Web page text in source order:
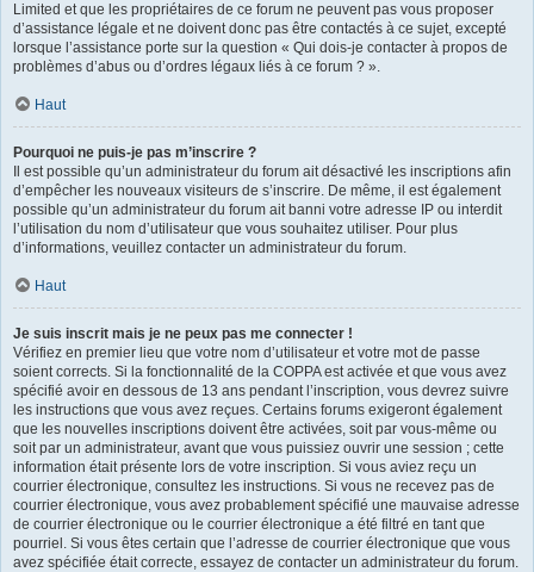
Limited et que les propriétaires de ce forum ne peuvent pas vous proposer
d’assistance légale et ne doivent donc pas être contactés à ce sujet, excepté
lorsque l’assistance porte sur la question « Qui dois-je contacter à propos de
problèmes d’abus ou d’ordres légaux liés à ce forum ? ».
Haut
Pourquoi ne puis-je pas m’inscrire ?
Il est possible qu’un administrateur du forum ait désactivé les inscriptions afin
d’empêcher les nouveaux visiteurs de s’inscrire. De même, il est également
possible qu’un administrateur du forum ait banni votre adresse IP ou interdit
l’utilisation du nom d’utilisateur que vous souhaitez utiliser. Pour plus
d’informations, veuillez contacter un administrateur du forum.
Haut
Je suis inscrit mais je ne peux pas me connecter !
Vérifiez en premier lieu que votre nom d’utilisateur et votre mot de passe
soient corrects. Si la fonctionnalité de la COPPA est activée et que vous avez
spécifié avoir en dessous de 13 ans pendant l’inscription, vous devrez suivre
les instructions que vous avez reçues. Certains forums exigeront également
que les nouvelles inscriptions doivent être activées, soit par vous-même ou
soit par un administrateur, avant que vous puissiez ouvrir une session ; cette
information était présente lors de votre inscription. Si vous aviez reçu un
courrier électronique, consultez les instructions. Si vous ne recevez pas de
courrier électronique, vous avez probablement spécifié une mauvaise adresse
de courrier électronique ou le courrier électronique a été filtré en tant que
pourriel. Si vous êtes certain que l’adresse de courrier électronique que vous
avez spécifiée était correcte, essayez de contacter un administrateur du forum.